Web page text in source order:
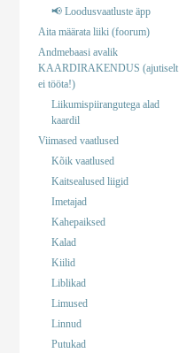
📢 Loodusvaatluste äpp
Aita määrata liiki (foorum)
Andmebaasi avalik
KAARDIRAKENDUS (ajutiselt
ei tööta!)
Liikumispiirangutega alad
kaardil
Viimased vaatlused
Kõik vaatlused
Kaitsealused liigid
Imetajad
Kahepaiksed
Kalad
Kiilid
Liblikad
Limused
Linnud
Putukad